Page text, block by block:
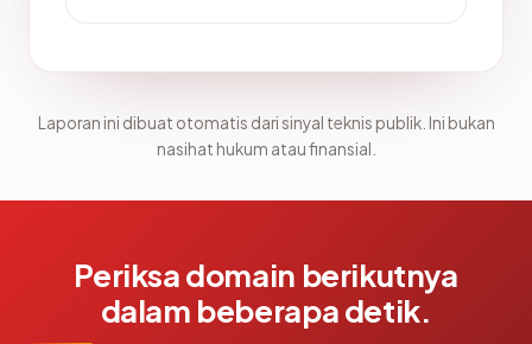
Laporan ini dibuat otomatis dari sinyal teknis publik. Ini bukan
nasihat hukum atau finansial.
Periksa domain berikutnya
dalam beberapa detik.